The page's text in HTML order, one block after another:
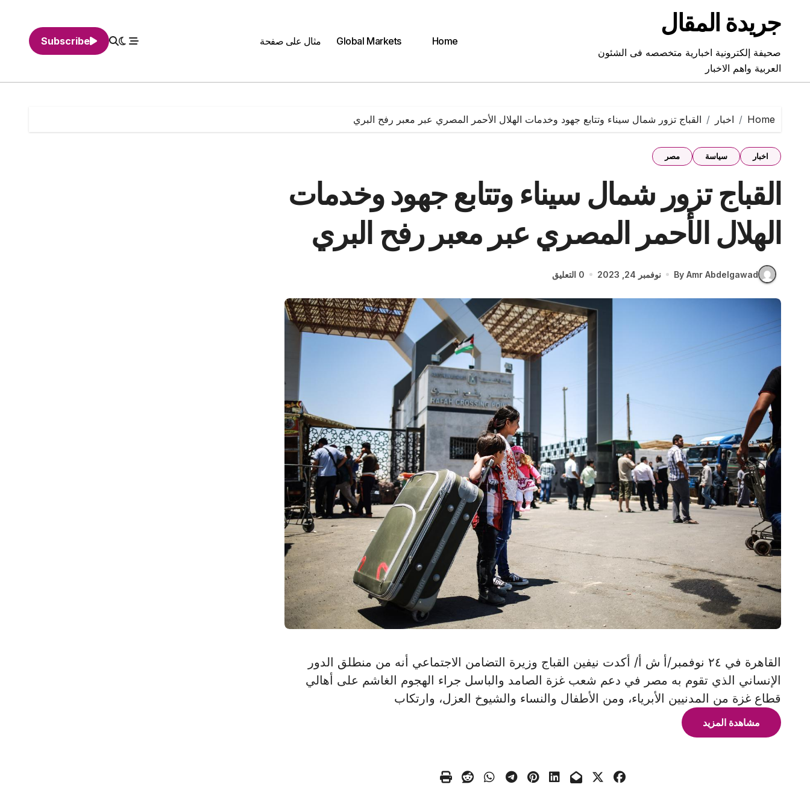
contentجريدة المقال
صحيفة إلكترونية اخبارية متخصصه فى الشئون
العربية واهم الاخبار
Home
Global Markets مثال على صفحة Subscribe
Home اخبار القباج تزور شمال سيناء وتتابع جهود وخدمات الهلال الأحمر المصري عبر معبر رفح البري
اخبار سياسة مصر
القباج تزور شمال سيناء وتتابع جهود وخدمات
الهلال الأحمر المصري عبر معبر رفح البري
By Amr Abdelgawad نوفمبر 24, 2023 0 التعليق
القاهرة في ٢٤ نوفمبر/أ ش أ/ أكدت نيفين القباج وزيرة التضامن الاجتماعي أنه من منطلق الدور
الإنساني الذي تقوم به مصر في دعم شعب غزة الصامد والباسل جراء الهجوم الغاشم على أهالي
قطاع غزة من المدنيين الأبرياء، ومن الأطفال والنساء والشيوخ العزل، وارتكاب
مشاهدة المزيد